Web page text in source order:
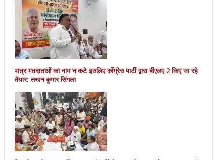
पात्र मतदाताओं का नाम न कटे इसलिए काँग्रेस पार्टी द्वारा बीएलए 2 किए जा रहे
तैयार: लखन कुमार सिंगला